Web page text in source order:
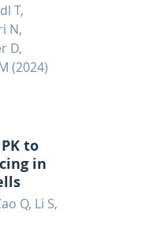
T,
N,
D,
(2024)
to
in
Q, Li S,